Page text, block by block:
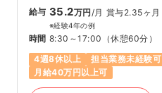
給与 35.2万円/月 賞与2.35ヶ月
※経験4年の例
時間 8:30～17:00 （休憩60分）
4週8休以上
担当業務未経験可
月給40万円以上可